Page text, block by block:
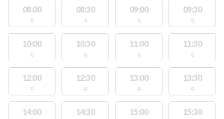
08:00
0
08:30
0
09:00
0
09:30
0
10:00
0
10:30
0
11:00
0
11:30
0
12:00
0
12:30
0
13:00
0
13:30
0
14:00 14:30 15:00 15:30